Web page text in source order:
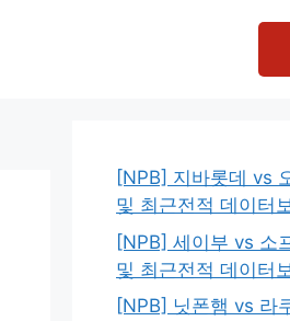
[NPB] 지바롯데 vs
및 최근전적 데이터
[NPB] 세이부 vs 소
및 최근전적 데이터
[NPB] 닛폰햄 vs 라